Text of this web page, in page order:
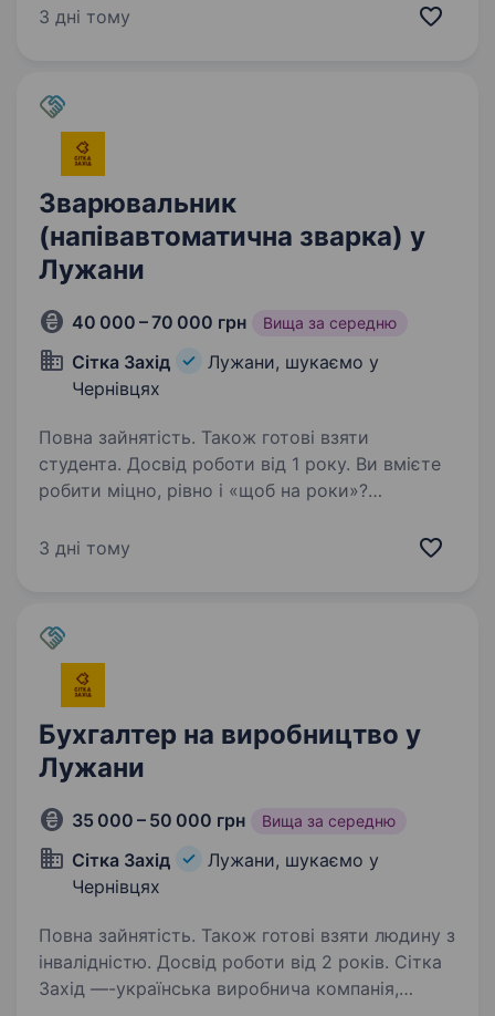
виробничої лінії у місті Чернівці. Якщо
3 дні тому
Зварювальник
(напівавтоматична зварка) у
Лужани
40 000 – 70 000 грн Вища за середню
Сітка Захід
Лужани, шукаємо у
Чернівцях
Повна зайнятість. Також готові взяти
студента. Досвід роботи від 1 року. Ви вмієте
робити міцно, рівно і «щоб на роки»?
роботу і хоче стабільну зарплату + нормальні
3 дні тому
Бухгалтер на виробництво у
Лужани
35 000 – 50 000 грн Вища за середню
Сітка Захід
Лужани, шукаємо у
Чернівцях
Повна зайнятість. Також готові взяти людину з
інвалідністю. Досвід роботи від 2 років. Сітка
Захід —-українська виробнича компанія,